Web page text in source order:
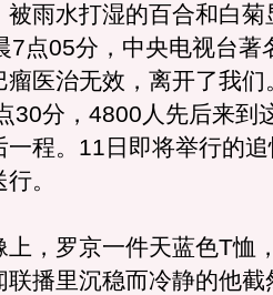
雨水打湿的百合和白菊
7点05分，中央电视台著
医治无效，离开了我们
30分，4800人先后来到
一程。11日即将举行的
。
，罗京一件天蓝色T恤
播里沉稳而冷静的他截